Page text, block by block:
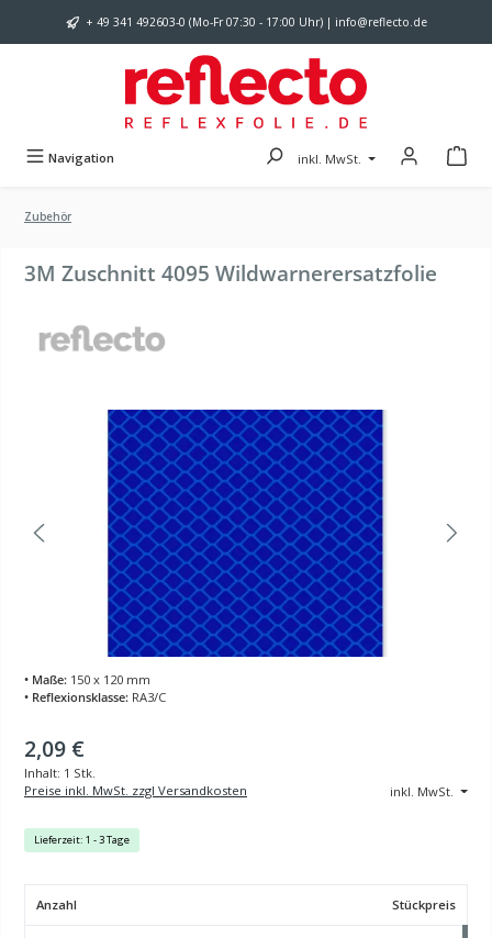
Zum Hauptinhalt springen
+ 49 341 492603-0 (Mo-Fr 07:30 - 17:00 Uhr) | info@reflecto.de
Navigation inkl. MwSt.
Zubehör
3M Zuschnitt 4095 Wildwarnerersatzfolie
Bildergalerie überspringen
• Maße: 150 x 120 mm
• Reflexionsklasse: RA3/C
2,09 €
Inhalt: 1 Stk.
inkl. MwSt.
Preise inkl. MwSt. zzgl Versandkosten
Lieferzeit: 1 - 3 Tage
Anzahl Stückpreis